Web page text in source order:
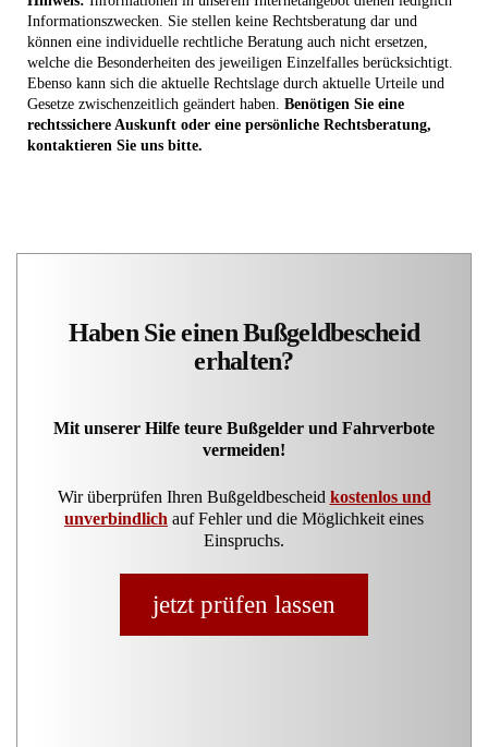
Informationszwecken. Sie stellen keine Rechtsberatung dar und
können eine individuelle rechtliche Beratung auch nicht ersetzen,
welche die Besonderheiten des jeweiligen Einzelfalles berücksichtigt.
Ebenso kann sich die aktuelle Rechtslage durch aktuelle Urteile und
Gesetze zwischenzeitlich geändert haben. Benötigen Sie eine
rechtssichere Auskunft oder eine persönliche Rechtsberatung,
kontaktieren Sie uns bitte.
Haben Sie einen Bußgeldbescheid
erhalten?
Mit unserer Hilfe teure Bußgelder und Fahrverbote
vermeiden!
Wir überprüfen Ihren Bußgeldbescheid kostenlos und
unverbindlich auf Fehler und die Möglichkeit eines
Einspruchs.
jetzt prüfen lassen